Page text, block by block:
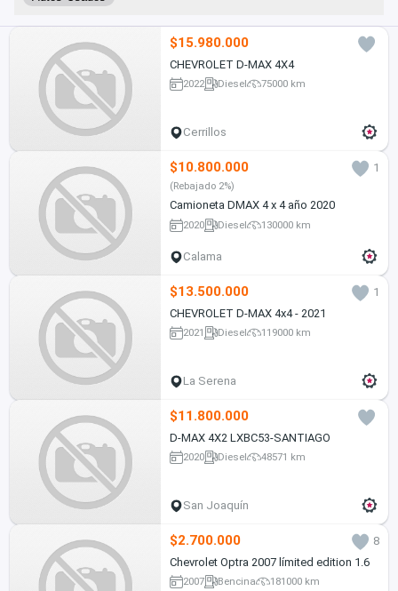
$15.980.000
CHEVROLET D-MAX 4X4
2022 Diesel 75000 km
Cerrillos
$10.800.000 1
(Rebajado 2%)
Camioneta DMAX 4 x 4 año 2020
2020 Diesel 130000 km
Calama
$13.500.000
1
CHEVROLET D-MAX 4x4 - 2021
2021 Diesel 119000 km
La Serena
$11.800.000
D-MAX 4X2 LXBC53-SANTIAGO
2020 Diesel 48571 km
San Joaquín
$2.700.000
8
Chevrolet Optra 2007 límited edition 1.6
2007 Bencina 181000 km